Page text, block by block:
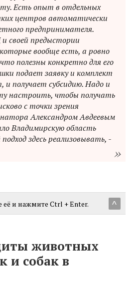
Есть опыт в отдельных
центров автоматически
предпринимателя.
своей предыстории
вообще есть, а ровно
полезны конкретно для его
подает заявку и комплект
получает субсидию. Надо и
настроить, чтобы получать
с точки зрения
Александром Авдеевым
Владимирскую область
здесь реализовывать, -
^
её и нажмите Ctrl + Enter.
животных
и собак в